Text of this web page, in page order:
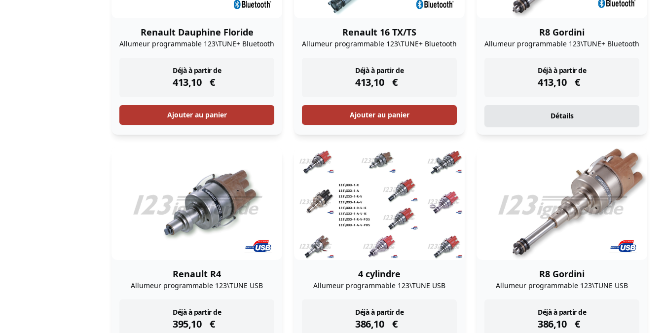
Renault Dauphine Floride
Allumeur programmable 123\TUNE+ Bluetooth
Déjà à partir de
413,10 €
instock
Ajouter au panier
Renault 16 TX/TS
Allumeur programmable 123\TUNE+ Bluetooth
Déjà à partir de
413,10 €
instock
Ajouter au panier
R8 Gordini
Allumeur programmable 123\TUNE+ Bluetooth
Déjà à partir de
413,10 €
instock
Détails
Renault R4
Allumeur programmable 123\TUNE USB
Déjà à partir de
395,10 €
instock
4 cylindre
Allumeur programmable 123\TUNE USB
Déjà à partir de
386,10 €
instock
R8 Gordini
Allumeur programmable 123\TUNE USB
Déjà à partir de
386,10 €
instock